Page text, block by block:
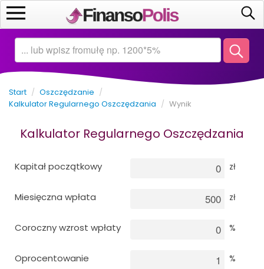
Start
Kalkulatory
Oszczędzanie
Inwestowanie
Biznes
Matematyka
Ekonomia
Kredyty
Start / Oszczędzanie /
Kalkulator Regularnego Oszczędzania / Wynik
Kalkulator Regularnego Oszczędzania
Kapitał początkowy zł
Miesięczna wpłata zł
Coroczny wzrost wpłaty %
Oprocentowanie %